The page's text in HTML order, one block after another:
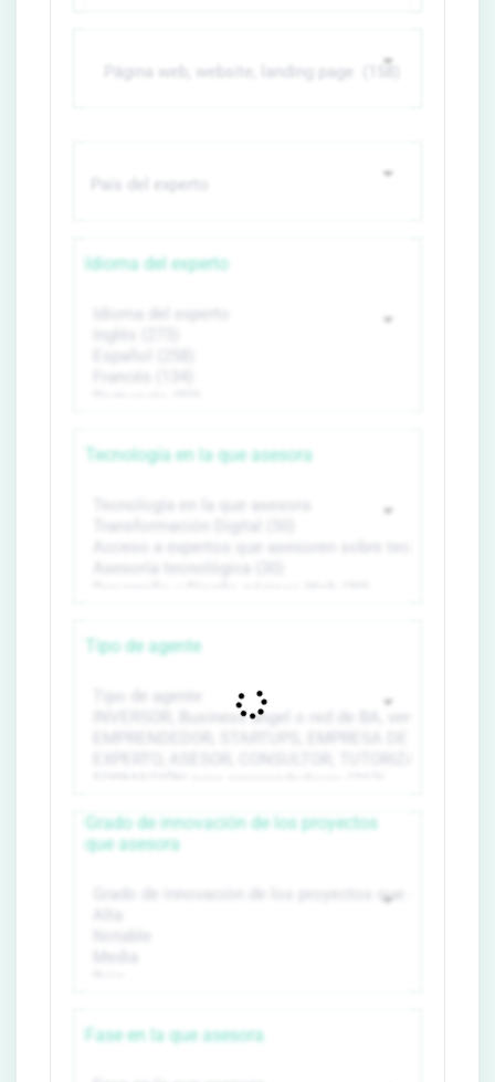
Idioma del experto
Tecnología en la que asesora
Tipo de agente
Grado de innovación de los proyectos
que asesora
Fase en la que asesora